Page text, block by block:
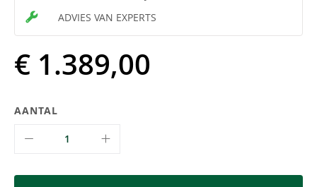
ADVIES VAN EXPERTS
€ 1.389,00
AANTAL